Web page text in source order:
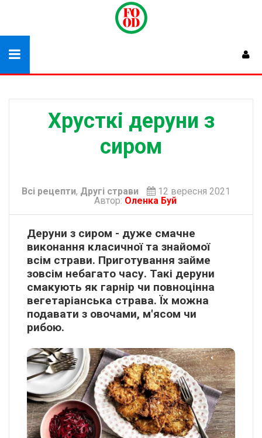
Хрусткі деруни з
сиром
Всі рецепти, Другі страви
12 вересня 2021
Автор: Оленка Буй
Деруни з сиром - дуже смачне
виконання класичної та знайомої
всім страви. Приготування займе
зовсім небагато часу. Такі деруни
смакують як гарнір чи повноцінна
вегетаріанська страва. Їх можна
подавати з овочами, м'ясом чи
рибою.